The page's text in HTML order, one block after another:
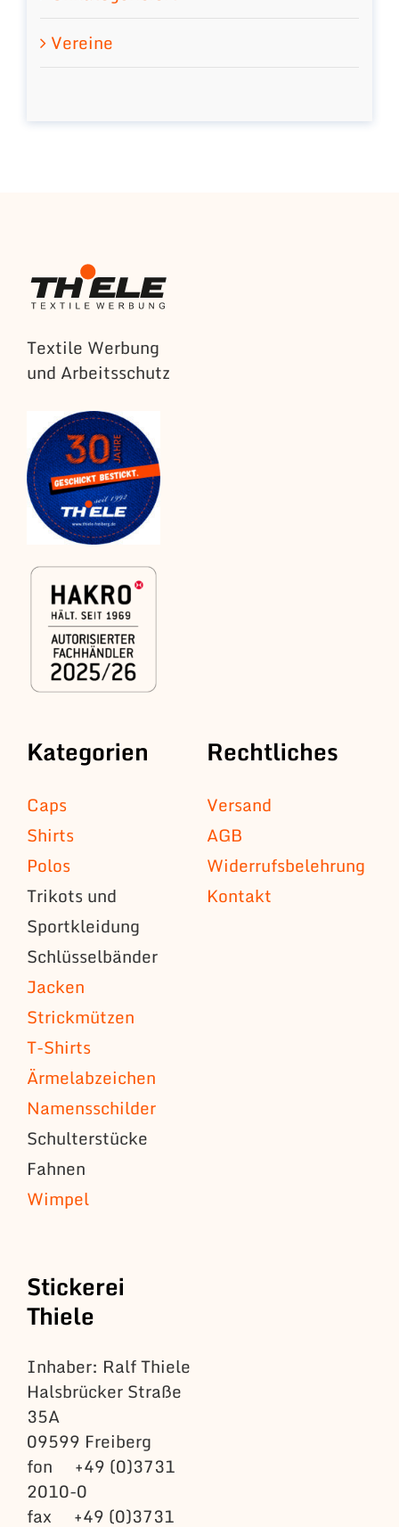
Vereine
Textile Werbung
und Arbeitsschutz
Kategorien
Caps
Shirts
Polos
Trikots und
Sportkleidung
Schlüsselbänder
Jacken
Strickmützen
T-Shirts
Ärmelabzeichen
Namensschilder
Schulterstücke
Fahnen
Wimpel
Rechtliches
Versand
AGB
Widerrufsbelehrung
Kontakt
Stickerei
Thiele
Inhaber: Ralf Thiele
Halsbrücker Straße
35A
09599 Freiberg
fon +49 (0)3731
2010-0
fax +49 (0)3731